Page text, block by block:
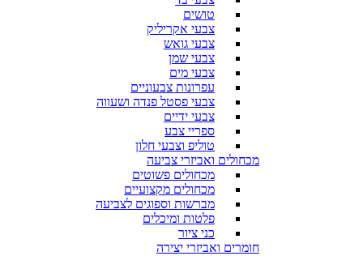
טושים
צבעי אקריליק
צבעי גואש
צבעי שמן
צבעי מים
עפרונות צבעוניים
צבעי פסטל פנדה ושעווה
צבעי ידיים
ספריי צבע
טוליפ וצבעי חלון
מכחולים ואביזרי צביעה
מכחולים פשוטים
מכחולים מקצועיים
מברשות וספוגים לצביעה
פלטות ומיכלים
כני ציור
חומרים ואביזרי יצירה